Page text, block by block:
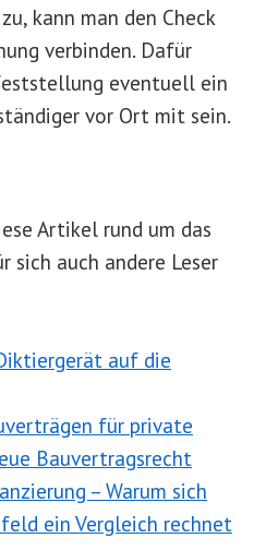
kann man den Check
verbinden. Dafür
eventuell ein
vor Ort mit sein.
Artikel rund um das
sich auch andere Leser
auf die
für private
Bauvertragsrecht
– Warum sich
ein Vergleich rechnet